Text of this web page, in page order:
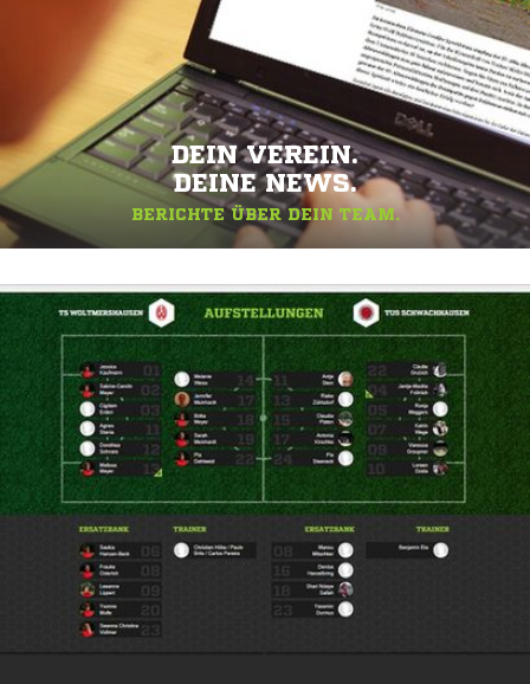
DEIN VEREIN.
DEINE NEWS.
BERICHTE ÜBER DEIN TEAM.